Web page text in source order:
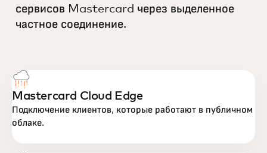
сервисов Mastercard через выделенное
частное соединение.
Mastercard Cloud Edge
Подключение клиентов, которые работают в публичном
облаке.